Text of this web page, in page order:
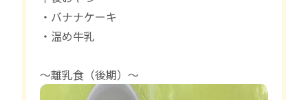
・バナナケーキ
・温め牛乳
〜離乳食（後期）〜